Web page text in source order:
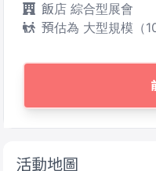
飯店 綜合型展會
預估為 大型規模（
活動地圖